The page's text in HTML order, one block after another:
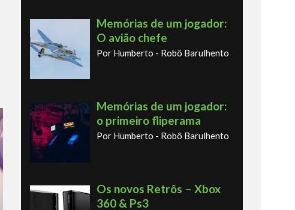
Memórias de um jogador:
O avião chefe
Por Humberto - Robô Barulhento
Memórias de um jogador:
o primeiro fliperama
Por Humberto - Robô Barulhento
Os novos Retrôs – Xbox
360 & Ps3